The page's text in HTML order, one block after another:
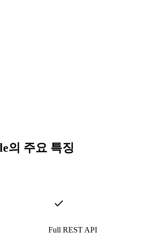
의 주요 특징
Full REST API